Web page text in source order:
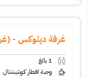
غرفة ديلوكس -
1 بالغ
وجبة افطار كونتيننتال